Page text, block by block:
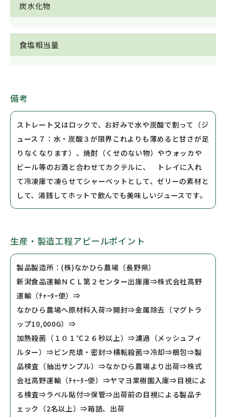
炭水化物
食塩相当量
備考
ストレート又はロックで、お好みで水や炭酸で割って（ジ
ュース７：水・炭酸３が限界これよりも薄めると甘さが足
りなくなります）、焼酎（くせのない物）やウォッカや
ビール等のお酒と合わせてカクテルに、 トレイに入れ
て冷凍庫で凍らせてシャーベットとして、ゼリーの素材と
して、湯銭してホットで飲んでも美味しいジュースです。
生産・製造工程アピールポイント
製品製造所：(株)なかひら農場（長野県）
新潟食品運輸ＮＣＬ第２センター出庫庫⇒株式会社高野
運輸（ﾁｬｰﾀｰ便）⇒
なかひら農場へ原材料入荷⇒開封⇒金属除去（マグトラ
ップ10,000G）⇒
加熱殺菌（１０１℃２６秒以上）⇒濾過（メッシュフィ
ルター）⇒ビン充填・密封⇒横転殺菌⇒冷却⇒梱包⇒製
品検査（抽出サンプル）⇒なかひら農場より出荷⇒株式
会社高野運輸（ﾁｬｰﾀｰ便）⇒ヤマヨ果樹園入庫⇒目視によ
る検査⇒ラベル貼付⇒保管⇒出荷前の目視による製品チ
ェック（2名以上）⇒箱詰、出荷